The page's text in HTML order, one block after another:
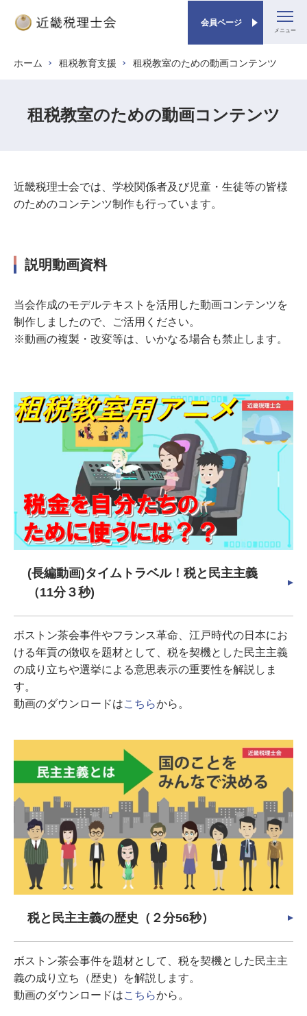
会員ページ
パンくず
ホーム 租税教育支援 租税教室のための動画コンテンツ
租税教室のための動画コンテンツ
近畿税理士会では、学校関係者及び児童・生徒等の皆様
のためのコンテンツ制作も行っています。
説明動画資料
当会作成のモデルテキストを活用した動画コンテンツを
制作しましたので、ご活用ください。
※動画の複製・改変等は、いかなる場合も禁止します。
(長編動画)タイムトラベル！税と民主主義
（11分３秒)
ボストン茶会事件やフランス革命、江戸時代の日本にお
ける年貢の徴収を題材として、税を契機とした民主主義
の成り立ちや選挙による意思表示の重要性を解説しま
す。
動画のダウンロードはこちらから。
税と民主主義の歴史（２分56秒）
ボストン茶会事件を題材として、税を契機とした民主主
義の成り立ち（歴史）を解説します。
動画のダウンロードはこちらから。